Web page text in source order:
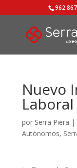
962
Nuevo
por Serra Piera |
Autónomos,